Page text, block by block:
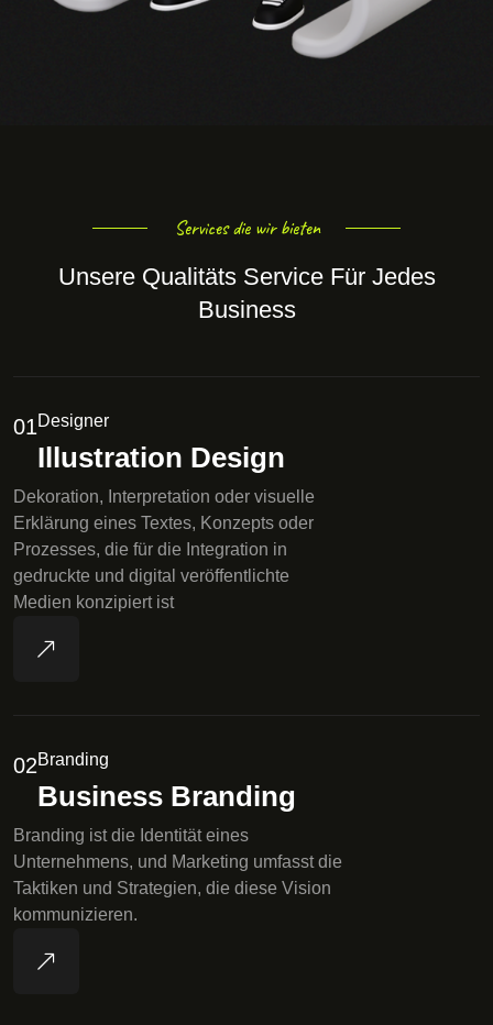
Services die wir bieten
Unsere Qualitäts Service Für Jedes
Business
01Designer
Illustration Design
Dekoration, Interpretation oder visuelle
Erklärung eines Textes, Konzepts oder
Prozesses, die für die Integration in
gedruckte und digital veröffentlichte
Medien konzipiert ist
02Branding
Business Branding
Branding ist die Identität eines
Unternehmens, und Marketing umfasst die
Taktiken und Strategien, die diese Vision
kommunizieren.